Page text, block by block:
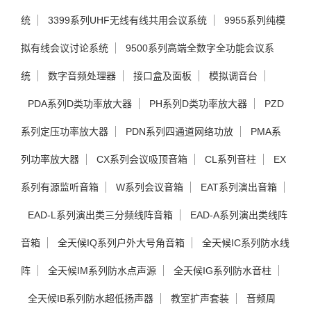
统 3399系列UHF无线有线共用会议系统 9955系列纯模
拟有线会议讨论系统 9500系列高端全数字全功能会议系
统 数字音频处理器 接口盒及面板 模拟调音台
PDA系列D类功率放大器 PH系列D类功率放大器 PZD
系列定压功率放大器 PDN系列四通道网络功放 PMA系
列功率放大器 CX系列会议吸顶音箱 CL系列音柱 EX
系列有源监听音箱 W系列会议音箱 EAT系列演出音箱
EAD-L系列演出类三分频线阵音箱 EAD-A系列演出类线阵
音箱 全天候IQ系列户外大号角音箱 全天候IC系列防水线
阵 全天候IM系列防水点声源 全天候IG系列防水音柱
全天候IB系列防水超低扬声器 教室扩声套装 音频周